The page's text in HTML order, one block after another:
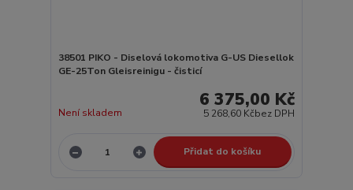
38501 PIKO - Diselová lokomotiva G-US Diesellok
GE-25Ton Gleisreinigu - čisticí
6 375,00 Kč
5 268,60 Kčbez DPH
Není skladem
Přidat do košíku